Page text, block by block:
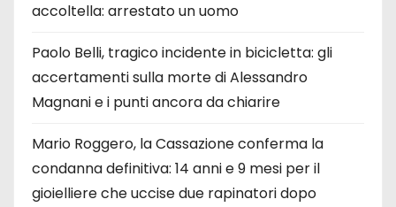
accoltella: arrestato un uomo
Paolo Belli, tragico incidente in bicicletta: gli
accertamenti sulla morte di Alessandro
Magnani e i punti ancora da chiarire
Mario Roggero, la Cassazione conferma la
condanna definitiva: 14 anni e 9 mesi per il
gioielliere che uccise due rapinatori dopo